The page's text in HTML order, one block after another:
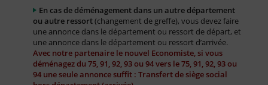
En cas de déménagement dans un autre département
ou autre ressort(changement de greffe), vous devez faire
une annonce dans le département ou ressort de départ, et
une annonce dans le département ou ressort d’arrivée.
Avec notre partenaire le nouvel Economiste, si vous
déménagez du 75, 91, 92, 93 ou 94 vers le 75, 91, 92, 93 ou
94 une seule annonce suffit : Transfert de siège social